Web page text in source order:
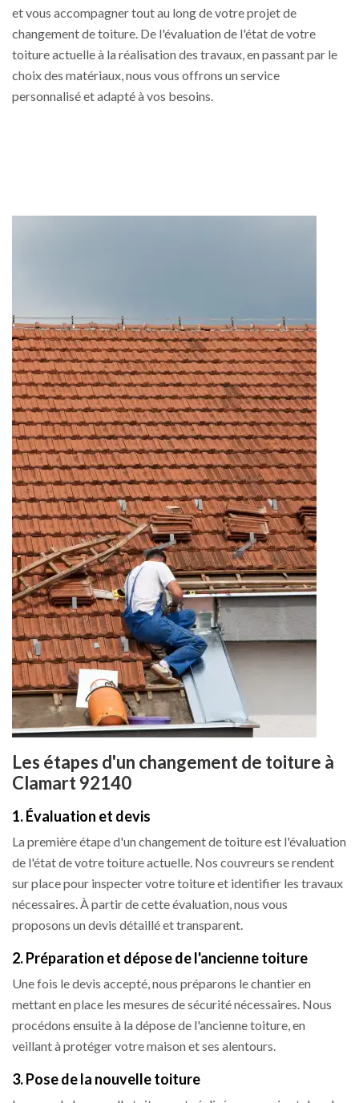
et vous accompagner tout au long de votre projet de
changement de toiture. De l'évaluation de l'état de votre
toiture actuelle à la réalisation des travaux, en passant par le
choix des matériaux, nous vous offrons un service
personnalisé et adapté à vos besoins.
Les étapes d'un changement de toiture à
Clamart 92140
1. Évaluation et devis
La première étape d'un changement de toiture est l'évaluation
de l'état de votre toiture actuelle. Nos couvreurs se rendent
sur place pour inspecter votre toiture et identifier les travaux
nécessaires. À partir de cette évaluation, nous vous
proposons un devis détaillé et transparent.
2. Préparation et dépose de l'ancienne toiture
Une fois le devis accepté, nous préparons le chantier en
mettant en place les mesures de sécurité nécessaires. Nous
procédons ensuite à la dépose de l'ancienne toiture, en
veillant à protéger votre maison et ses alentours.
3. Pose de la nouvelle toiture